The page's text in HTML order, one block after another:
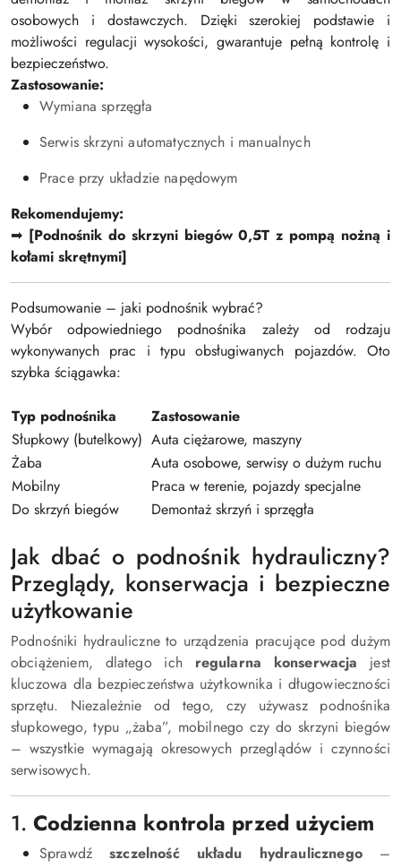
osobowych i dostawczych. Dzięki szerokiej podstawie i
możliwości regulacji wysokości, gwarantuje pełną kontrolę i
bezpieczeństwo.
Zastosowanie:
Wymiana sprzęgła
Serwis skrzyni automatycznych i manualnych
Prace przy układzie napędowym
Rekomendujemy:
➡ [Podnośnik do skrzyni biegów 0,5T z pompą nożną i
kołami skrętnymi]
Podsumowanie – jaki podnośnik wybrać?
Wybór odpowiedniego podnośnika zależy od rodzaju
wykonywanych prac i typu obsługiwanych pojazdów. Oto
szybka ściągawka:
Typ podnośnika Zastosowanie
Słupkowy (butelkowy) Auta ciężarowe, maszyny
Żaba
Auta osobowe, serwisy o dużym ruchu
Mobilny
Praca w terenie, pojazdy specjalne
Do skrzyń biegów
Demontaż skrzyń i sprzęgła
Jak dbać o podnośnik hydrauliczny?
Przeglądy, konserwacja i bezpieczne
użytkowanie
Podnośniki hydrauliczne to urządzenia pracujące pod dużym
obciążeniem, dlatego ich regularna konserwacja jest
kluczowa dla bezpieczeństwa użytkownika i długowieczności
sprzętu. Niezależnie od tego, czy używasz podnośnika
słupkowego, typu „żaba”, mobilnego czy do skrzyni biegów
– wszystkie wymagają okresowych przeglądów i czynności
serwisowych.
1. Codzienna kontrola przed użyciem
Sprawdźszczelność układu hydraulicznego–